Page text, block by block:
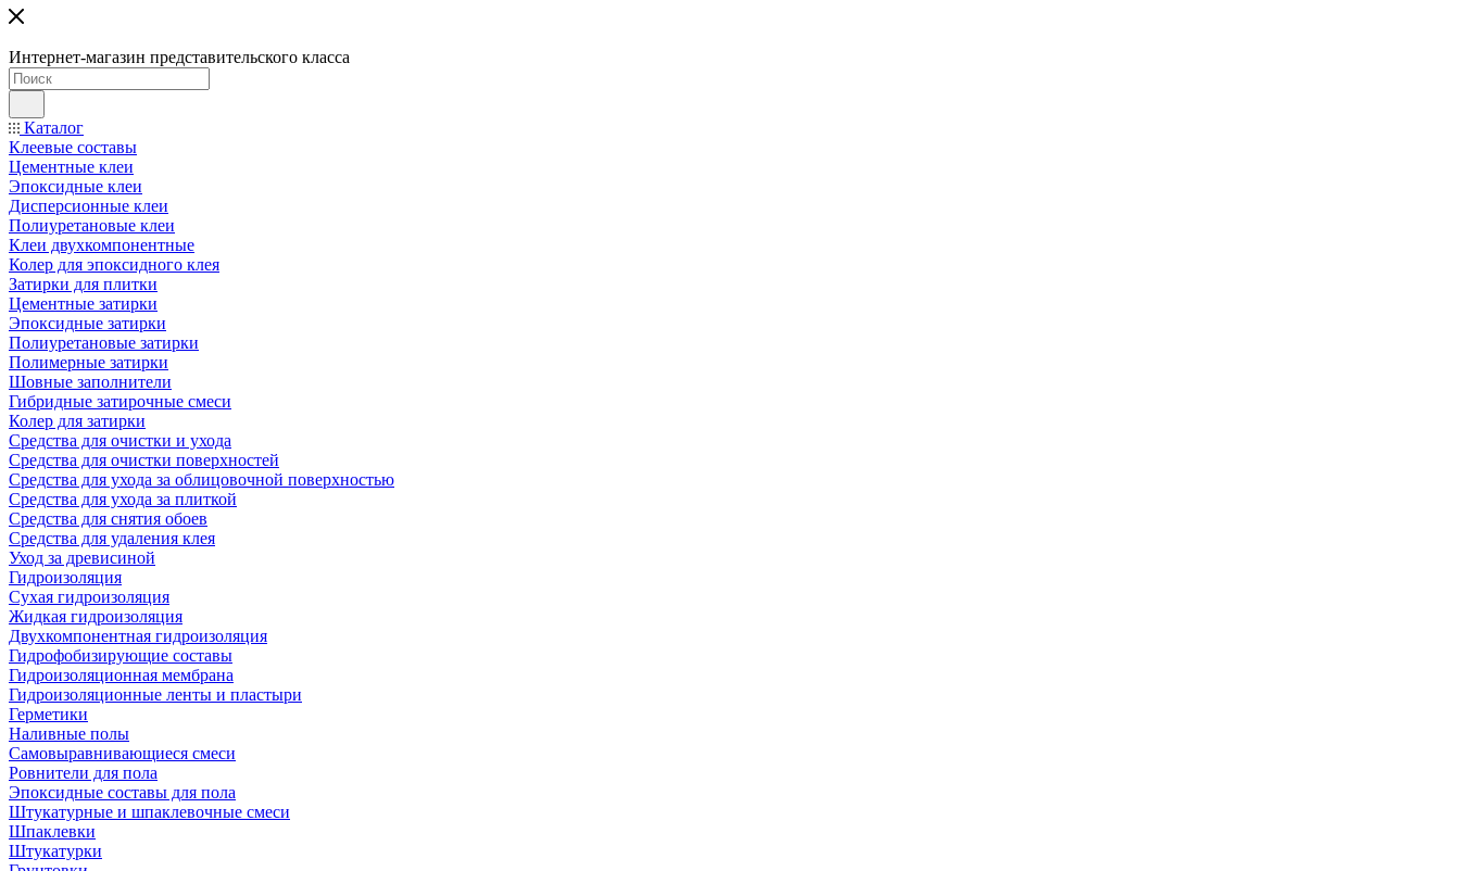
Интернет-магазин представительского класса
Каталог
Клеевые составы
Цементные клеи
Эпоксидные клеи
Дисперсионные клеи
Полиуретановые клеи
Клеи двухкомпонентные
Колер для эпоксидного клея
Затирки для плитки
Цементные затирки
Эпоксидные затирки
Полиуретановые затирки
Полимерные затирки
Шовные заполнители
Гибридные затирочные смеси
Колер для затирки
Средства для очистки и ухода
Средства для очистки поверхностей
Средства для ухода за облицовочной поверхностью
Средства для ухода за плиткой
Средства для снятия обоев
Средства для удаления клея
Уход за древисиной
Гидроизоляция
Сухая гидроизоляция
Жидкая гидроизоляция
Двухкомпонентная гидроизоляция
Гидрофобизирующие составы
Гидроизоляционная мембрана
Гидроизоляционные ленты и пластыри
Герметики
Наливные полы
Самовыравнивающиеся смеси
Ровнители для пола
Эпоксидные составы для пола
Штукатурные и шпаклевочные смеси
Шпаклевки
Штукатурки